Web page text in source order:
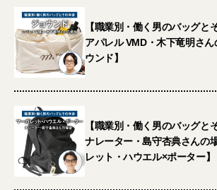
【職業別・働く男のバッグと
アパレル VMD・木下竜明さん
ウンド】
【職業別・働く男のバッグと
ナレーター・島守杏典さんの
レット・ハウエル×ポーター】